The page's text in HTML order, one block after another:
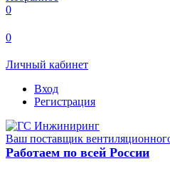
0
0
Личный кабинет
Вход
Регистрация
Ваш поставщик
Работаем по всей России